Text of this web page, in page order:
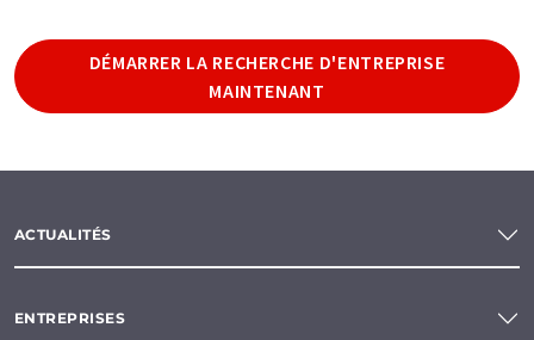
DÉMARRER LA RECHERCHE D'ENTREPRISE
MAINTENANT
ACTUALITÉS
ENTREPRISES